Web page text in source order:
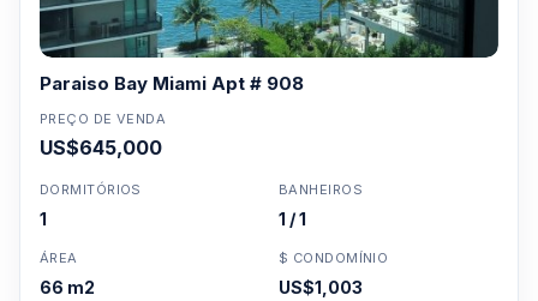
Paraiso Bay Miami Apt # 908
PREÇO DE VENDA
US$645,000
DORMITÓRIOS
1
BANHEIROS
1 / 1
ÁREA
66 m2
$ CONDOMÍNIO
US$1,003